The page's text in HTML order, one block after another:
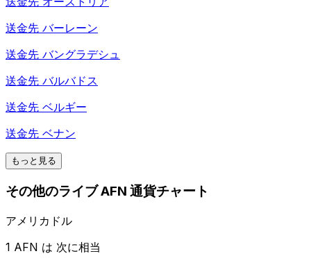
送金先 バーレーン
送金先 バングラデシュ
送金先 バルバドス
送金先 ベルギー
送金先 ベナン
もっと見る
その他のライブ AFN 通貨チャート
アメリカドル
1 AFN は 次に相当